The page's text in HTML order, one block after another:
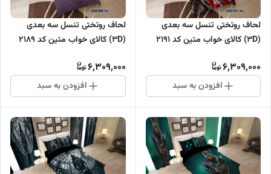
لحاف روتختی تنسل سه بعدی
(3D) کالای خواب متین کد 2191
6,309,000
افزودن به سبد
لحاف روتختی تنسل سه بعدی
(3D) کالای خواب متین کد 2189
6,309,000
افزودن به سبد